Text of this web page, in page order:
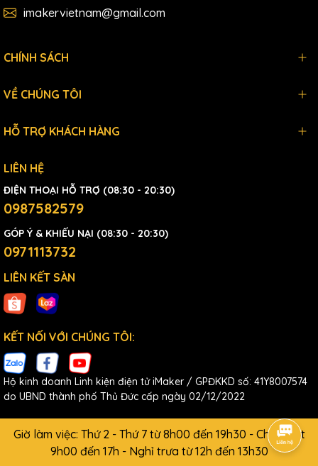
imakervietnam@gmail.com
CHÍNH SÁCH
VỀ CHÚNG TÔI
HỖ TRỢ KHÁCH HÀNG
LIÊN HỆ
ĐIỆN THOẠI HỖ TRỢ (08:30 - 20:30)
0987582579
GÓP Ý & KHIẾU NẠI (08:30 - 20:30)
0971113732
LIÊN KẾT SÀN
KẾT NỐI VỚI CHÚNG TÔI:
Hộ kinh doanh Linh kiện điện tử iMaker / GPĐKKD số: 41Y8007574
do UBND thành phố Thủ Đức cấp ngày 02/12/2022
Giờ làm việc: Thứ 2 - Thứ 7 từ 8h00 đến 19h30 - Chủ Nhật
9h00 đến 17h - Nghỉ trưa từ 12h đến 13h30